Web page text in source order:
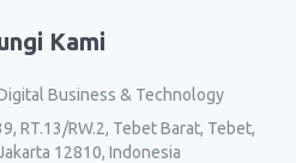
Kami
Business & Technology
RT.13/RW.2, Tebet Barat, Tebet,
12810, Indonesia